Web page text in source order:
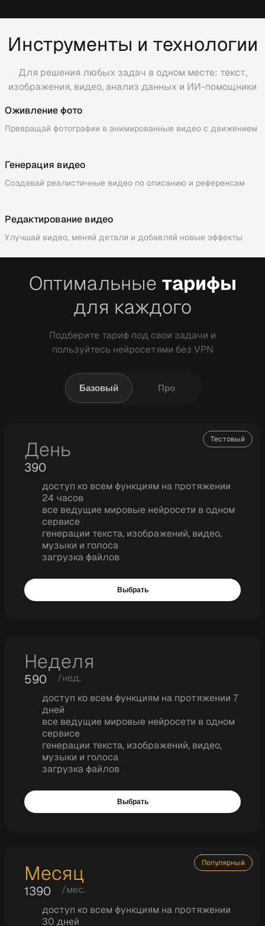
Инструменты и технологии
Для решения любых задач в одном месте: текст,
изображения, видео, анализ данных и ИИ-помощники
Оживление фото
Превращай фотографии в анимированные видео с движением
Генерация видео
Создавай реалистичные видео по описанию и референсам
Редактирование видео
Улучшай видео, меняй детали и добавляй новые эффекты
Оптимальные тарифы
для каждого
Подберите тариф под свои задачи и
пользуйтесь нейросетями без VPN
Базовый Про
День Тестовый
390
доступ ко всем функциям на протяжении
24 часов
все ведущие мировые нейросети в одном
сервисе
генерации текста, изображений, видео,
музыки и голоса
загрузка файлов
Выбрать
Неделя
590
/нед.
доступ ко всем функциям на протяжении 7
дней
все ведущие мировые нейросети в одном
сервисе
генерации текста, изображений, видео,
музыки и голоса
загрузка файлов
Выбрать
Месяц Популярный
1390
/мес.
доступ ко всем функциям на протяжении
30 дней